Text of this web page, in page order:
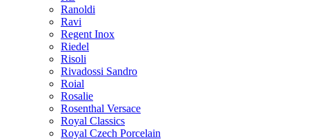
Ranoldi
Ravi
Regent Inox
Riedel
Risoli
Rivadossi Sandro
Roial
Rosalie
Rosenthal Versace
Royal Classics
Royal Czech Porcelain